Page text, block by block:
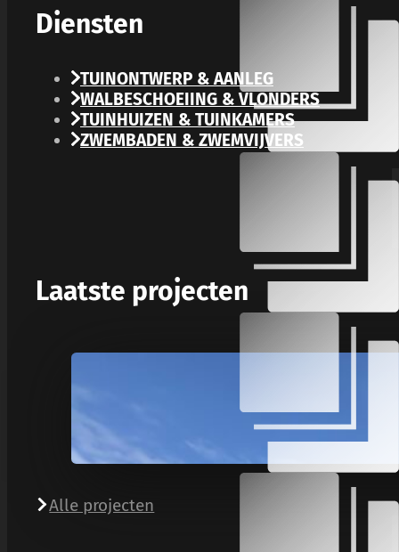
Diensten
TUINONTWERP & AANLEG
WALBESCHOEIING & VLONDERS
TUINHUIZEN & TUINKAMERS
ZWEMBADEN & ZWEMVIJVERS
Laatste projecten
Alle projecten